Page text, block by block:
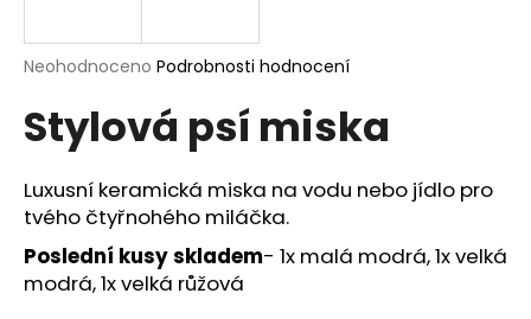
Průměrné
produktu
je
z
5
hvězdiček.
Neohodnoceno Podrobnosti hodnocení
Stylová psí miska
Luxusní keramická miska na vodu nebo jídlo pro
tvého čtyřnohého miláčka.
Poslední kusy skladem- 1x malá modrá, 1x velká
modrá, 1x velká růžová
j
t
?
HLEDAT